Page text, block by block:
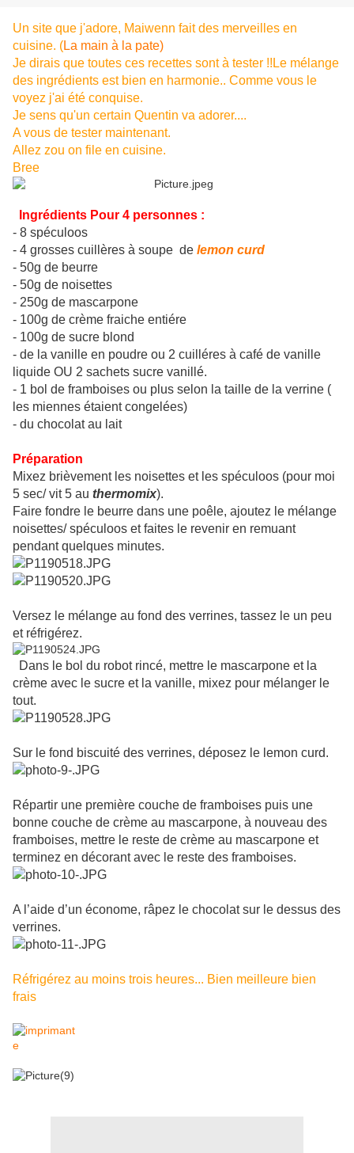
Un site que j'adore, Maiwenn fait des merveilles en
cuisine. (La main à la pate)
Je dirais que toutes ces recettes sont à tester !!Le mélange
des ingrédients est bien en harmonie.. Comme vous le
voyez j'ai été conquise.
Je sens qu'un certain Quentin va adorer....
A vous de tester maintenant.
Allez zou on file en cuisine.
Bree
Ingrédients Pour 4 personnes :
- 8 spéculoos
- 4 grosses cuillères à soupe de lemon curd
- 50g de beurre
- 50g de noisettes
- 250g de mascarpone
- 100g de crème fraiche entiére
- 100g de sucre blond
- de la vanille en poudre ou 2 cuilléres à café de vanille
liquide OU 2 sachets sucre vanillé.
- 1 bol de framboises ou plus selon la taille de la verrine (
les miennes étaient congelées)
- du chocolat au lait
Préparation
Mixez brièvement les noisettes et les spéculoos (pour moi
5 sec/ vit 5 au thermomix).
Faire fondre le beurre dans une poêle, ajoutez le mélange
noisettes/ spéculoos et faites le revenir en remuant
pendant quelques minutes.
Versez le mélange au fond des verrines, tassez le un peu
et réfrigérez.
Dans le bol du robot rincé, mettre le mascarpone et la
crème avec le sucre et la vanille, mixez pour mélanger le
tout.
Sur le fond biscuité des verrines, déposez le lemon curd.
Répartir une première couche de framboises puis une
bonne couche de crème au mascarpone, à nouveau des
framboises, mettre le reste de crème au mascarpone et
terminez en décorant avec le reste des framboises.
A l’aide d’un économe, râpez le chocolat sur le dessus des
verrines.
Réfrigérez au moins trois heures... Bien meilleure bien
frais